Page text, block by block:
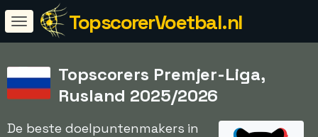
TopscorerVoetbal.nl
Topscorers Premjer-Liga,
Rusland 2025/2026
De beste doelpuntenmakers in